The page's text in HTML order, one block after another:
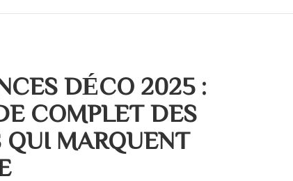
DÉCO 2025 :
COMPLET DES
QUI MARQUENT